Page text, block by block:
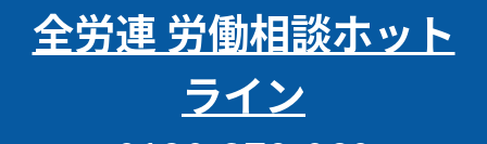
全労連 労働相談ホット
ライン